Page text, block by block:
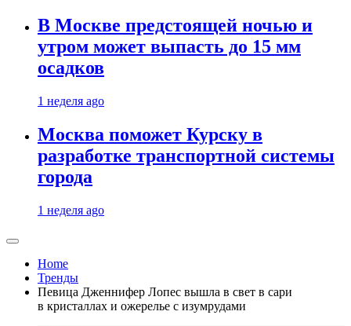
В Москве предстоящей ночью и
утром может выпасть до 15 мм
осадков
1 неделя ago
Москва поможет Курску в
разработке транспортной системы
города
1 неделя ago
Home
Тренды
Певица Дженнифер Лопес вышла в свет в сари
в кристаллах и ожерелье с изумрудами